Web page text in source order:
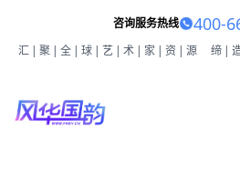
咨询服务热线 400-
汇|聚|全|球|艺|术|家|资|源 缔|